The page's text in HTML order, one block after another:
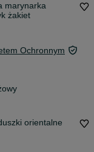
marynarka
żakiet
Ochronnym
orientalne